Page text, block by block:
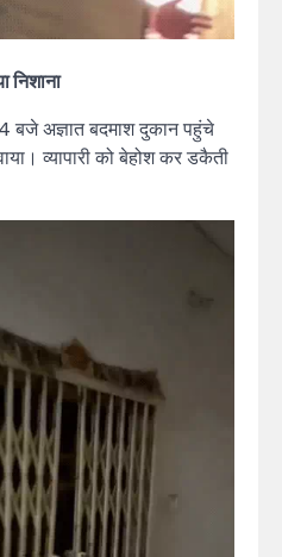
निशाना
अज्ञात बदमाश दुकान पहुंचे
व्यापारी को बेहोश कर डकैती